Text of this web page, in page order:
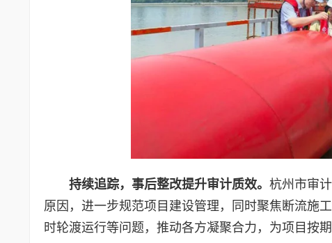
持续追踪，事后整改提升审计质效。 杭州市审
原因，进一步规范项目建设管理，同时聚焦断流施
时轮渡运行等问题，推动各方凝聚合力，为项目按